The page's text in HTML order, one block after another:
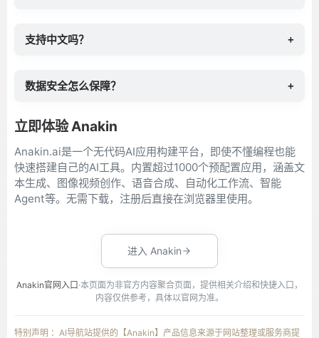
支持中文吗？ +
数据安全怎么保障？ +
立即体验 Anakin
Anakin.ai是一个无代码AI应用构建平台，即使不懂编程也能
快速搭建自己的AI工具。内置超过1000个预配置应用，涵盖文
本生成、图像视频创作、语音合成、自动化工作流、智能
Agent等。无需下载，注册后直接在浏览器里使用。
进入 Anakin
Anakin官网入口 ·本页面为非官方内容聚合页面，提供相关介绍和快捷入口，
内容仅供参考，具体以官网为准。
特别声明 ：AI导航站提供的【Anakin】产品信息来源于网站整理或服务商提